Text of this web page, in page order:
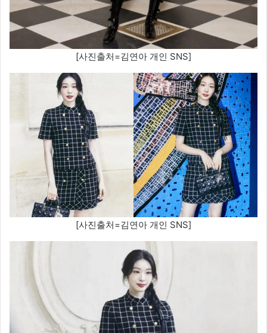
[사진출처=김연아 개인 SNS]
[사진출처=김연아 개인 SNS]